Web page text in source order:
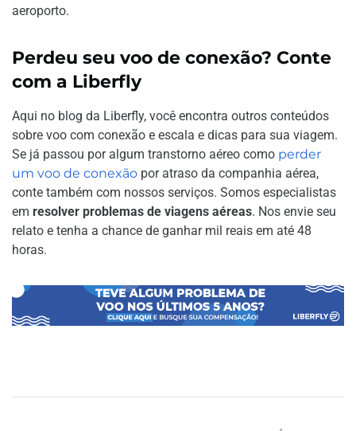
aeroporto.
Perdeu seu voo de conexão? Conte
com a Liberfly
Aqui no blog da Liberfly, você encontra outros conteúdos
sobre voo com conexão e escala e dicas para sua viagem.
Se já passou por algum transtorno aéreo como perder
um voo de conexão por atraso da companhia aérea,
conte também com nossos serviços. Somos especialistas
em resolver problemas de viagens aéreas. Nos envie seu
relato e tenha a chance de ganhar mil reais em até 48
horas.